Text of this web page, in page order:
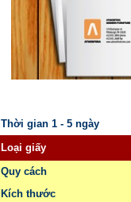
Thời gian 1 - 5 ngày
Loại giấy
Quy cách
Kích thước